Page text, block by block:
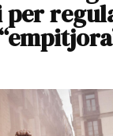
per